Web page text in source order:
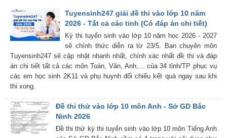
Tuyensinh247 giải đề thi vào lớp 10 năm
2026 - Tất cả các tỉnh (Có đáp án chi tiết)
Kỳ thi tuyển sinh vào lớp 10 năm học 2026 - 2027
sẽ chính thức diễn ra từ 23/5. Ban chuyên môn
Tuyensinh247 sẽ cập nhật nhanh nhất, chính xác nhất đề thi và đáp
án chi tiết tất cả các môn Toán, Văn, Anh,... của 34 tỉnh/TP phục vụ
các em học sinh 2K11 và phụ huynh đối chiếu kết quả ngay sau khi
thi xong.
Đề thi thử vào lớp 10 môn Anh - Sở GD Bắc
Ninh 2026
Đề thi thử kỳ thi tuyển sinh vào lớp 10 môn Tiếng Anh